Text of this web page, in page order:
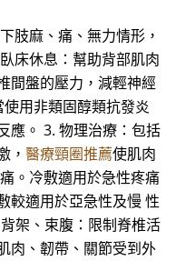
肢麻、痛、無力情形，
床休息：幫助背部肌肉
間盤的壓力，減輕神經
用非類固醇類抗發炎
應。 3. 物理治療：包括
， 醫療頸圈推薦使肌肉
。冷敷適用於急性疼痛
較適用於亞急性及慢 性
架、束腹：限制脊椎活
肉、韌帶、關節受到外